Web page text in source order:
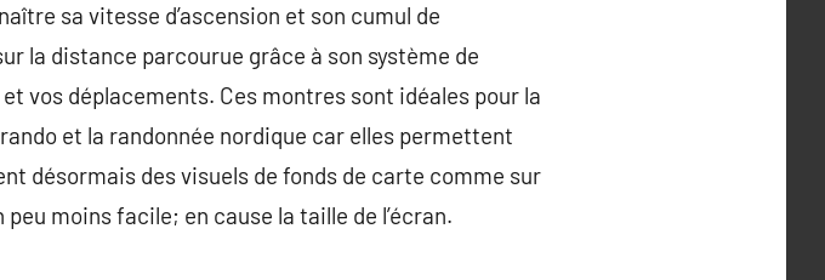
sa vitesse d’ascension et son cumul de
la distance parcourue grâce à son système de
vos déplacements. Ces montres sont idéales pour la
et la randonnée nordique car elles permettent
désormais des visuels de fonds de carte comme sur
moins facile; en cause la taille de l’écran.